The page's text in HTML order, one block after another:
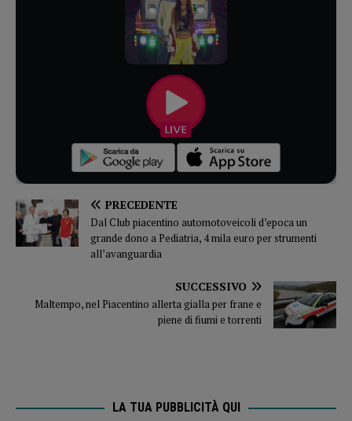
PRECEDENTE
Dal Club piacentino automotoveicoli d’epoca un
grande dono a Pediatria, 4 mila euro per strumenti
all’avanguardia
SUCCESSIVO
Maltempo, nel Piacentino allerta gialla per frane e
piene di fiumi e torrenti
LA TUA PUBBLICITÀ QUI